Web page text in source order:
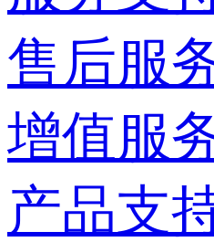
售后服
增值服
产品支